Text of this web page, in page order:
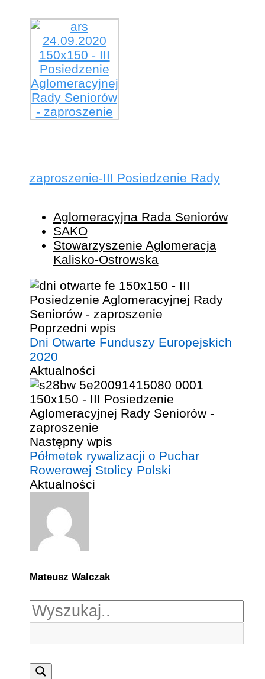
zaproszenie-III Posiedzenie Rady
Aglomeracyjna Rada Seniorów
SAKO
Stowarzyszenie Aglomeracja
Kalisko-Ostrowska
Poprzedni wpis
Dni Otwarte Funduszy Europejskich
2020
Aktualności
Następny wpis
Półmetek rywalizacji o Puchar
Rowerowej Stolicy Polski
Aktualności
Mateusz Walczak